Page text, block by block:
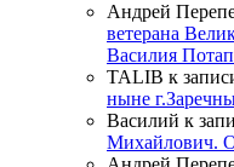
Андрей
ветерана
Василия
TALIB к
ныне
Василий к
Михайлович.